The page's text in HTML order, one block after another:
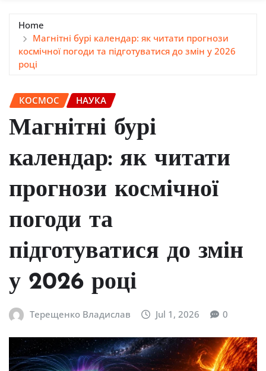
Home
Магнітні бурі календар: як читати прогнози
космічної погоди та підготуватися до змін у 2026
році
КОСМОС НАУКА
Магнітні бурі
календар: як читати
прогнози космічної
погоди та
підготуватися до змін
у 2026 році
Терещенко Владислав Jul 1, 2026 0